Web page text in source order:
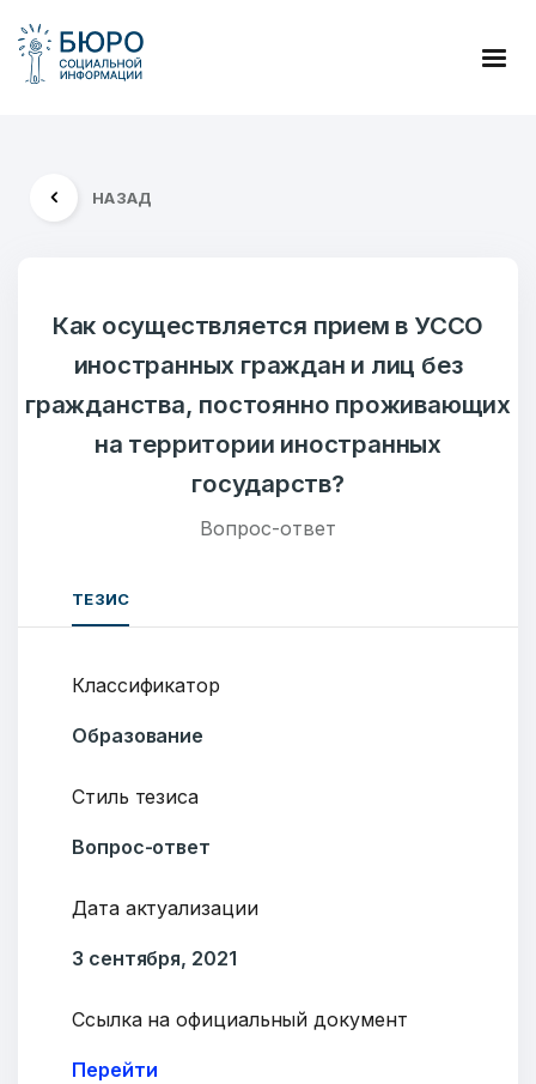
НАЗАД
Как осуществляется прием в УССО
иностранных граждан и лиц без
гражданства, постоянно проживающих
на территории иностранных
государств?
Вопрос-ответ
ТЕЗИС
Классификатор
Образование
Стиль тезиса
Вопрос-ответ
Дата актуализации
3 сентября, 2021
Ссылка на официальный документ
Перейти